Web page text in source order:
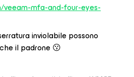
mfa-and-four-eyes-
inviolabile possono
il padrone 😗